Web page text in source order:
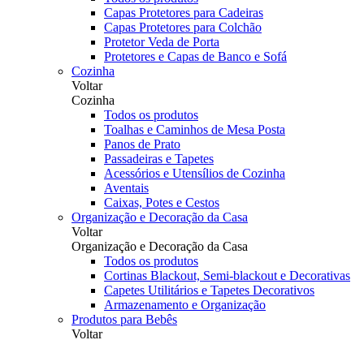
Capas Protetores para Cadeiras
Capas Protetores para Colchão
Protetor Veda de Porta
Protetores e Capas de Banco e Sofá
Cozinha
Voltar
Cozinha
Todos os produtos
Toalhas e Caminhos de Mesa Posta
Panos de Prato
Passadeiras e Tapetes
Acessórios e Utensílios de Cozinha
Aventais
Caixas, Potes e Cestos
Organização e Decoração da Casa
Voltar
Organização e Decoração da Casa
Todos os produtos
Cortinas Blackout, Semi-blackout e Decorativas
Capetes Utilitários e Tapetes Decorativos
Armazenamento e Organização
Produtos para Bebês
Voltar